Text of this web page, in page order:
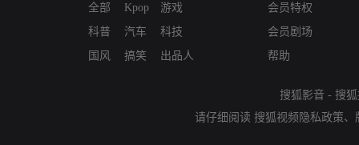
全部
科普
国风
Kpop
汽车
搞笑
游戏
科技
出品人
会员特权
会员剧场
帮助
搜狐影音 - 搜
请仔细阅读 搜狐视频隐私政策、